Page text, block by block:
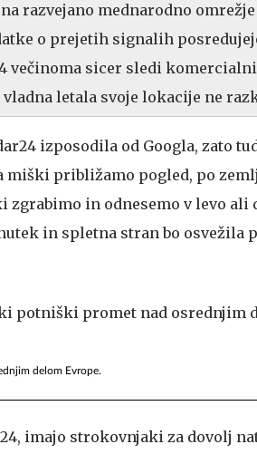
razvejano mednarodno omrežje
o prejetih signalih
večinoma sicer sledi
letala svoje lokacije ne
izposodila od Googla, zato
miški približamo pogled, po
in odnesemo v levo ali
in spletna stran bo osvežila
delom Evrope.
imajo strokovnjaki za dovolj